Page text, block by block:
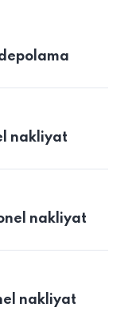
nakliyat
nakliyat
nakliyat